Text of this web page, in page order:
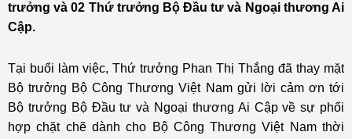
trưởng và 02 Thứ trưởng Bộ Đầu tư và Ngoại thương Ai
Cập.
Tại buổi làm việc, Thứ trưởng Phan Thị Thắng đã thay mặt
Bộ trưởng Bộ Công Thương Việt Nam gửi lời cảm ơn tới
Bộ trưởng Bộ Đầu tư và Ngoại thương Ai Cập về sự phối
hợp chặt chẽ dành cho Bộ Công Thương Việt Nam thời